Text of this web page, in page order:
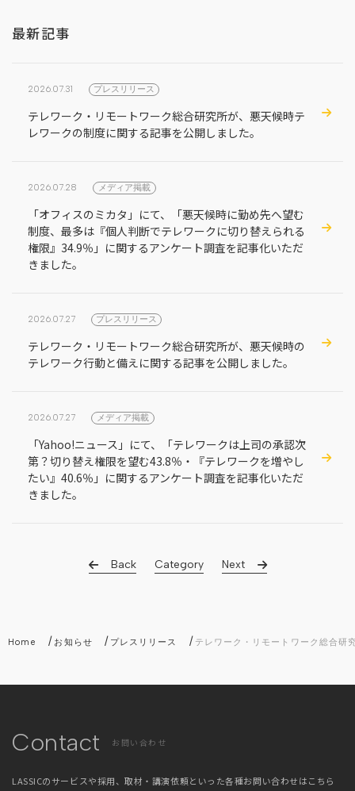
最新記事
2026.07.31 プレスリリース
テレワーク・リモートワーク総合研究所が、悪天候時テ
レワークの制度に関する記事を公開しました。
2026.07.28 メディア掲載
「オフィスのミカタ」にて、「悪天候時に勤め先へ望む
制度、最多は『個人判断でテレワークに切り替えられる
権限』34.9％」に関するアンケート調査を記事化いただ
きました。
2026.07.27 プレスリリース
テレワーク・リモートワーク総合研究所が、悪天候時の
テレワーク行動と備えに関する記事を公開しました。
2026.07.27 メディア掲載
「Yahoo!ニュース」にて、「テレワークは上司の承認次
第？切り替え権限を望む43.8％・『テレワークを増やし
たい』40.6％」に関するアンケート調査を記事化いただ
きました。
Back Category Next
Home / お知らせ / プレスリリース / テレワーク・リモートワーク総合研
Contact お問い合わせ
LASSICのサービスや採用、取材・講演依頼といった各種お問い合わせはこちら